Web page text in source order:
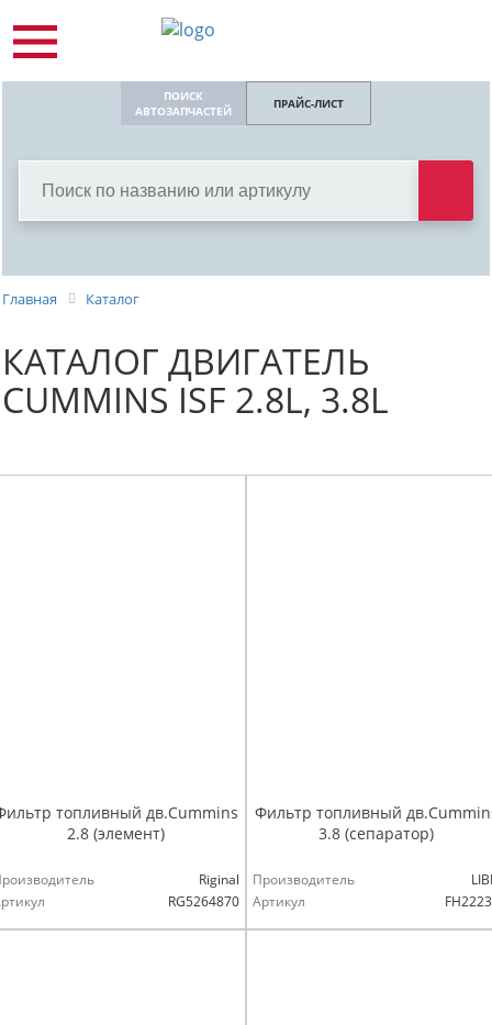
ПОИСК
АВТОЗАПЧАСТЕЙ
ПРАЙС-ЛИСТ
Главная Каталог
КАТАЛОГ ДВИГАТЕЛЬ
СUMMINS ISF 2.8L, 3.8L
топливный дв.Cummins
2.8 (элемент)
Riginal
RG5264870
Фильтр топливный
3.8 (сепаратор)
Производитель
Артикул